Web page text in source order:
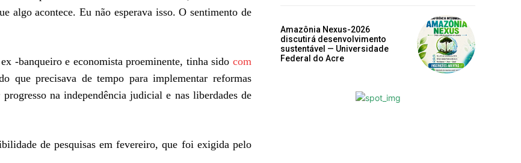
algo acontece. Eu não esperava isso. O sentimento de
-banqueiro e economista proeminente, tinha sidocom
que precisava de tempo para implementar reformas
na independência judicial e nas liberdades de
de pesquisas em fevereiro, que foi exigida pelo
Amazônia Nexus-2026
discutirá desenvolvimento
sustentável — Universidade
Federal do Acre